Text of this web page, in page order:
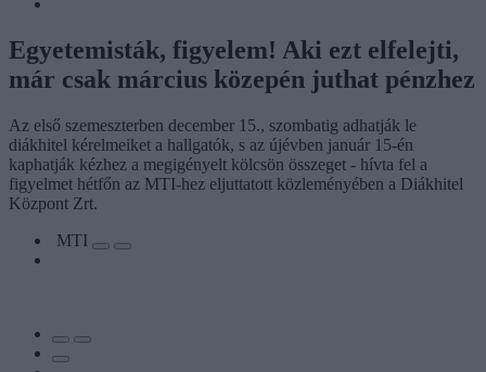
Egyetemisták, figyelem! Aki ezt elfelejti,
már csak március közepén juthat pénzhez
Az első szemeszterben december 15., szombatig adhatják le
diákhitel kérelmeiket a hallgatók, s az újévben január 15-én
kaphatják kézhez a megigényelt kölcsön összeget - hívta fel a
figyelmet hétfőn az MTI-hez eljuttatott közleményében a Diákhitel
Központ Zrt.
MTI